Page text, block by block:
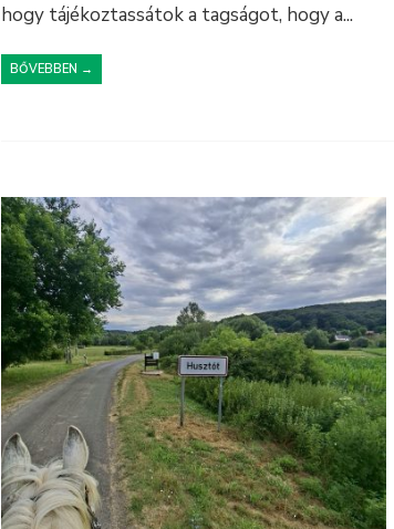
hogy tájékoztassátok a tagságot, hogy a...
BŐVEBBEN →